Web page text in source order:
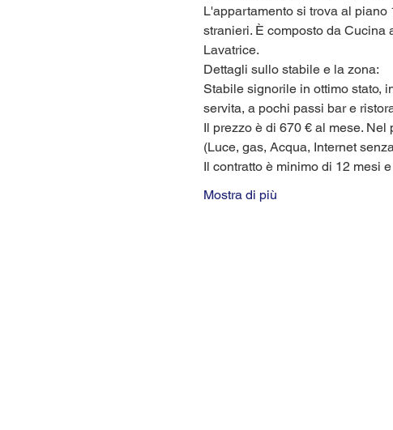
L'appartamento si trova al
stranieri. È composto da Cucina
Lavatrice.
Dettagli sullo stabile e la zona:
Stabile signorile in ottimo stato,
servita, a pochi passi bar e
Il prezzo è di 670 € al mese.
(Luce, gas, Acqua, Internet
Il contratto è minimo di 12 mesi
Mostra di più